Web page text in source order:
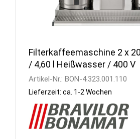
Filterkaffeemaschine 2 x
/ 4,60 l Heißwasser / 400 V
Artikel-Nr.: BON-4.323.001.110
Lieferzeit: ca. 1-2 Wochen